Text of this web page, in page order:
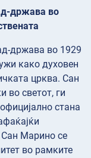
држава во
држава во 1929
како духовен
црква. Сан
во светот, ги
стана
Марино се
во рамките